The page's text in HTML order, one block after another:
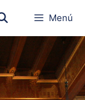
Menú